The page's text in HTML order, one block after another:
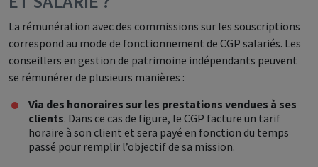
La rémunération avec des commissions sur les souscriptions
correspond au mode de fonctionnement de CGP salariés. Les
conseillers en gestion de patrimoine indépendants peuvent
se rémunérer de plusieurs manières :
Via des honoraires sur les prestations vendues à ses
clients. Dans ce cas de figure, le CGP facture un tarif
horaire à son client et sera payé en fonction du temps
passé pour remplir l’objectif de sa mission.